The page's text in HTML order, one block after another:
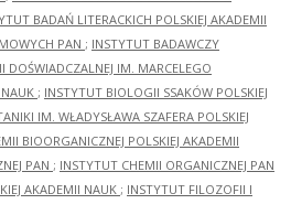
BADAŃ LITERACKICH POLSKIEJ AKADEMII
PAN ; INSTYTUT BADAWCZY
DOŚWIADCZALNEJ IM. MARCELEGO
; INSTYTUT BIOLOGII SSAKÓW POLSKIEJ
IM. WŁADYSŁAWA SZAFERA POLSKIEJ
BIOORGANICZNEJ POLSKIEJ AKADEMII
PAN ; INSTYTUT CHEMII ORGANICZNEJ PAN
AKADEMII NAUK ; INSTYTUT FILOZOFII I